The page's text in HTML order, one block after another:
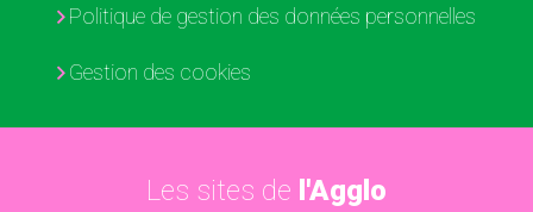
Politique de gestion des données personnelles
Gestion des cookies
Les sites de l'Agglo